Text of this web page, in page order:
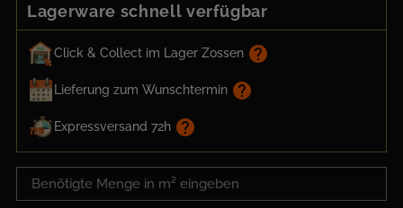
Lagerware schnell verfügbar
Click & Collect im Lager Zossen help
Lieferung zum Wunschtermin help
Expressversand 72h help